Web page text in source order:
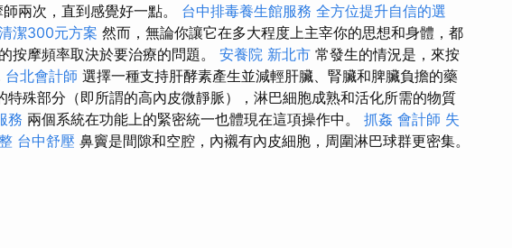
兩次，直到感覺好一點。 台中排毒養生館服務 全方位提升自信的選
潔300元方案 然而，無論你讓它在多大程度上主宰你的思想和身體，都
按摩頻率取決於要治療的問題。 安養院 新北市 常發生的情況是，來按
台北會計師 選擇一種支持肝酵素產生並減輕肝臟、腎臟和脾臟負擔的藥
殊部分（即所謂的高內皮微靜脈），淋巴細胞成熟和活化所需的物質
務 兩個系統在功能上的緊密統一也體現在這項操作中。 抓姦 會計師 失
台中舒壓 鼻竇是間隙和空腔，內襯有內皮細胞，周圍淋巴球群更密集。